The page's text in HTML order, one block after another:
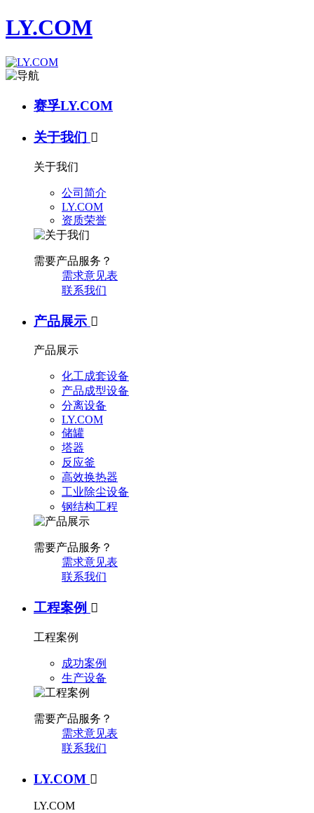
LY.COM
赛孚LY.COM
关于我们 
关于我们
公司简介
LY.COM
资质荣誉
需要产品服务？
需求意见表
联系我们
产品展示 
产品展示
化工成套设备
产品成型设备
分离设备
LY.COM
储罐
塔器
反应釜
高效换热器
工业除尘设备
钢结构工程
需要产品服务？
需求意见表
联系我们
工程案例 
工程案例
成功案例
生产设备
需要产品服务？
需求意见表
联系我们
LY.COM 
LY.COM